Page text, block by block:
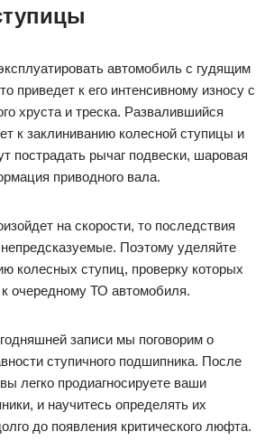
автомобиль с гудящим
приведет к его интенсивному износу с
хруста и треска. Развалившийся
к заклиниванию колесной ступицы и
пострадать рычаг подвески, шаровая
приводного вала.
на скорости, то последствия
Поэтому уделяйте
колесных ступиц, проверку которых
очередному ТО автомобиля.
записи мы поговорим о
ступичного подшипника. После
легко продиагносируете ваши
и научитесь определять их
до появления критического люфта.